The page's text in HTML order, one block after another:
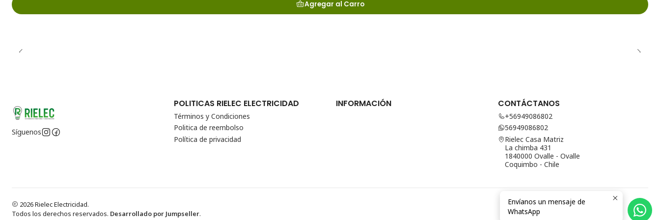
Agregar al Carro
Síguenos
POLITICAS RIELEC ELECTRICIDAD
Términos y Condiciones
Politica de reembolso
Política de privacidad
INFORMACIÓN CONTÁCTANOS
+56949086802
56949086802
Rielec Casa Matriz
La chimba 431
1840000 Ovalle - Ovalle
Coquimbo - Chile
2026 Rielec Electricidad.
Todos los derechos reservados. Desarrollado por Jumpseller.
Envíanos un mensaje de
WhatsApp